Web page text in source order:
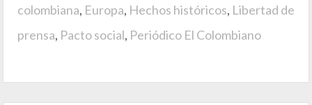
colombiana, Europa, Hechos históricos, Libertad de
prensa, Pacto social, Periódico El Colombiano